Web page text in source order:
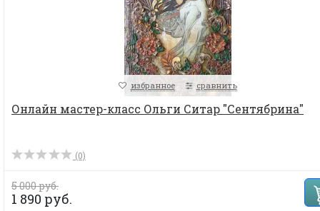
избранное сравнить
Онлайн мастер-класс Ольги Ситар "Сентябрина"
(0)
5 000 руб.
1 890 руб.